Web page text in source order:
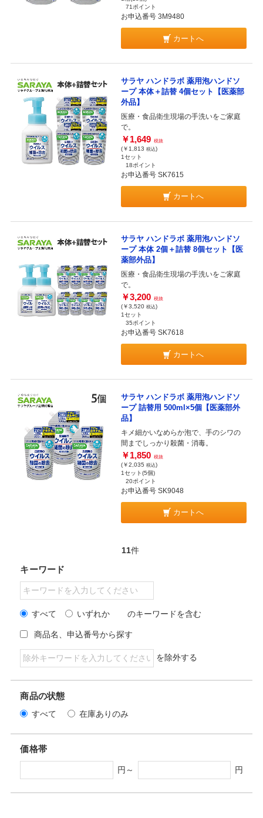
71ポイント
お申込番号 3M9480
カートへ
サラヤ ハンドラボ 薬用泡ハンドソ
ープ 本体＋詰替 4個セット【医薬部
外品】
医療・食品衛生現場の手洗いをご家庭
で。
￥1,649 税抜
(￥1,813 税込)
1セット
18ポイント
お申込番号 SK7615
カートへ
サラヤ ハンドラボ 薬用泡ハンドソ
ープ 本体 2個＋詰替 8個セット【医
薬部外品】
医療・食品衛生現場の手洗いをご家庭
で。
￥3,200 税抜
(￥3,520 税込)
1セット
35ポイント
お申込番号 SK7618
カートへ
サラヤ ハンドラボ 薬用泡ハンドソ
ープ 詰替用 500ml×5個【医薬部外
品】
キメ細かいなめらか泡で、手のシワの
間までしっかり殺菌・消毒。
￥1,850 税抜
(￥2,035 税込)
1セット(5個)
20ポイント
お申込番号 SK9048
カートへ
11件
キーワード
すべて いずれか のキーワードを含む
商品名、申込番号から探す
を除外する
商品の状態
すべて 在庫ありのみ
価格帯
円～ 円